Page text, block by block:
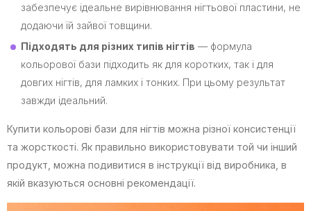
забезпечує ідеальне вирівнювання нігтьової пластини, не
додаючи їй зайвої товщини.
Підходять для різних типів нігтів — формула
кольорової бази підходить як для коротких, так і для
довгих нігтів, для ламких і тонких. При цьому результат
завжди ідеальний.
Купити кольорові бази для нігтів можна різної консистенції
та жорсткості. Як правильно використовувати той чи інший
продукт, можна подивитися в інструкції від виробника, в
якій вказуються основні рекомендації.